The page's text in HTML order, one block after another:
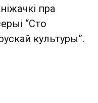
пра
“Сто
культуры”.